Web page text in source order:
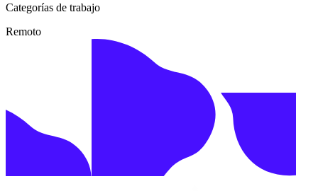
Categorías de trabajo
Remoto